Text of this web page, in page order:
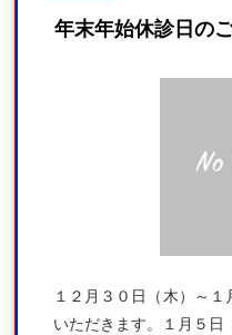
年末年始休診日の
１２月３０日（木）～
いただきます。１月５日